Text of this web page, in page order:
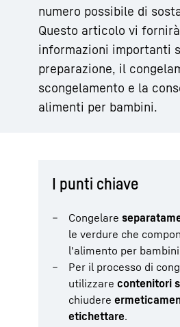
numero possibile di
Questo articolo vi
informazioni importanti
preparazione, il
scongelamento e la
alimenti per bambini.
I punti chiave
Congelare
le verdure che
l'alimento per
Per il processo di
utilizzare contenitori
chiudere
etichettare.